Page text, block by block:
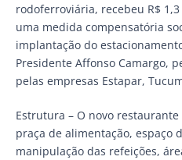
rodoferroviária, recebeu R$
uma medida compensatória
implantação do
Presidente Affonso Camargo,
pelas empresas Estapar,
Estrutura – O novo
praça de alimentação, espaço
manipulação das refeições,